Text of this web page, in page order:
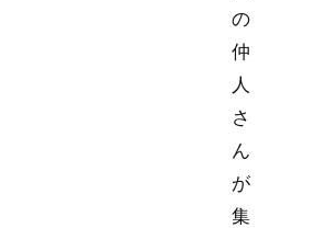
の
仲
人
さ
ん
が
集